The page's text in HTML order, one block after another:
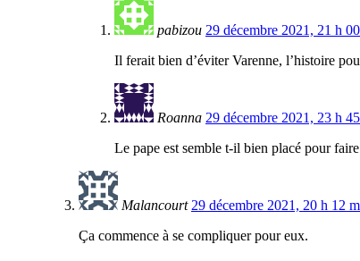
pabizou 29 décembre 2021, 21 h
Il ferait bien d’éviter Varenne, l’histoire
Roanna 29 décembre 2021, 23 h
Le pape est semble t-il bien placé pour
Malancourt 29 décembre 2021, 20 h 12
Ça commence à se compliquer pour eux.